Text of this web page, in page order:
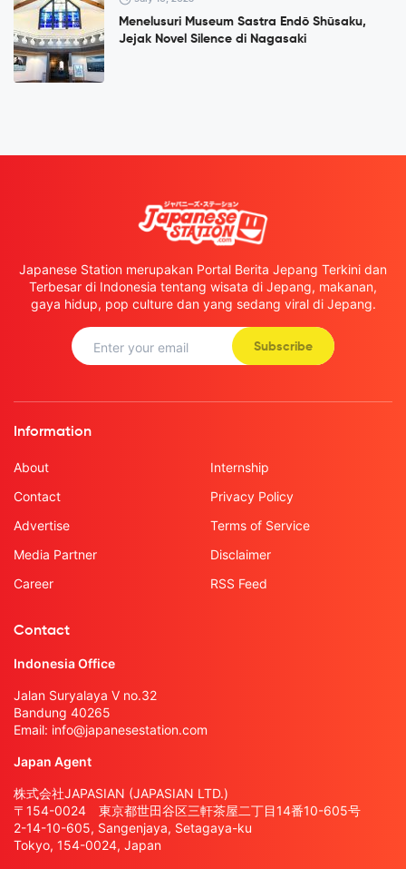
Menelusuri Museum Sastra Endō Shūsaku,
Jejak Novel Silence di Nagasaki
Japanese Station merupakan Portal Berita Jepang Terkini dan
Terbesar di Indonesia tentang wisata di Jepang, makanan,
gaya hidup, pop culture dan yang sedang viral di Jepang.
Subscribe
Information
About
Contact
Advertise
Media Partner
Career
Internship
Privacy Policy
Terms of Service
Disclaimer
RSS Feed
Contact
Indonesia Office
Jalan Suryalaya V no.32
Bandung 40265
Email: info@japanesestation.com
Japan Agent
株式会社JAPASIAN (JAPASIAN LTD.)
〒154-0024 東京都世田谷区三軒茶屋二丁目14番10-605号
2-14-10-605, Sangenjaya, Setagaya-ku
Tokyo, 154-0024, Japan